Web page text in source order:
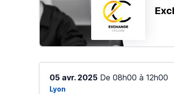
05 avr. 2025 De 08h00 à 12h00
Lyon